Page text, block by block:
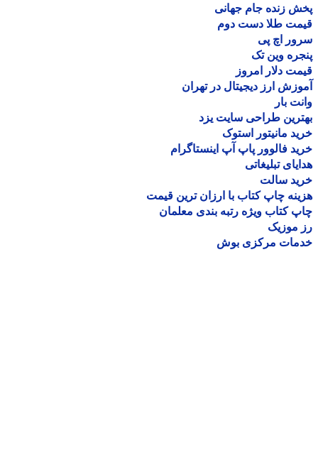
زنده جام جهانی
طلا دست دوم
اچ پی
وین تک
دلار امروز
ارز دیجیتال در تهران
بار
طراحی سایت یزد
مانیتور استوک
فالوور پاپ آپ اینستاگرام
تبلیغاتی
سالت
چاپ کتاب با ارزان ترین قیمت
کتاب ویژه رتبه بندی معلمان
موزیک
مرکزی بوش